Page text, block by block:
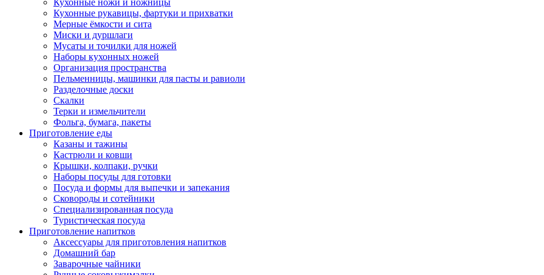
Кухонные ножи и ножницы
Кухонные рукавицы, фартуки и прихватки
Мерные ёмкости и сита
Миски и дуршлаги
Мусаты и точилки для ножей
Наборы кухонных ножей
Организация пространства
Пельменницы, машинки для пасты и равиоли
Разделочные доски
Скалки
Терки и измельчители
Фольга, бумага, пакеты
Приготовление еды
Казаны и тажины
Кастрюли и ковши
Крышки, колпаки, ручки
Наборы посуды для готовки
Посуда и формы для выпечки и запекания
Сковороды и сотейники
Специализированная посуда
Туристическая посуда
Приготовление напитков
Аксессуары для приготовления напитков
Домашний бар
Заварочные чайники